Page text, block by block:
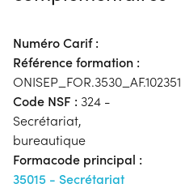
Numéro Carif :
Référence formation :
ONISEP_FOR.3530_AF.102351
Code NSF : 324 -
Secrétariat,
bureautique
Formacode principal :
35015 - Secrétariat